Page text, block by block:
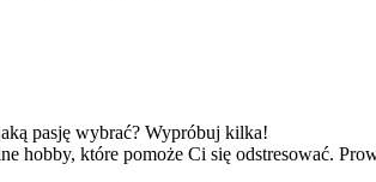
hobby, które pomoże Ci się odstresować.